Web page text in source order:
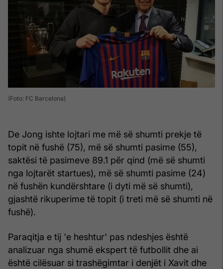
(Foto: FC Barcelona)
De Jong ishte lojtari me më së shumti prekje të
topit në fushë (75), më së shumti pasime (55),
saktësi të pasimeve 89.1 për qind (më së shumti
nga lojtarët startues), më së shumti pasime (24)
në fushën kundërshtare (i dyti më së shumti),
gjashtë rikuperime të topit (i treti më së shumti në
fushë).
Paraqitja e tij 'e heshtur' pas ndeshjes është
analizuar nga shumë ekspert të futbollit dhe ai
është cilësuar si trashëgimtar i denjët i Xavit dhe